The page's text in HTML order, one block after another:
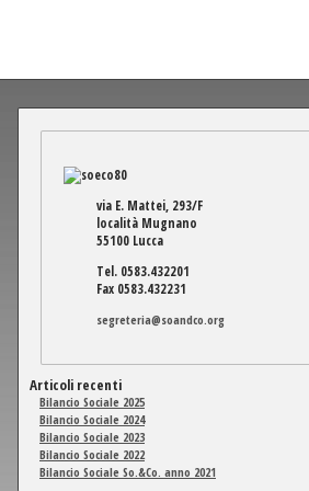
via E. Mattei, 293/F
località Mugnano
55100 Lucca
Tel. 0583.432201
Fax 0583.432231
segreteria@soandco.org
Articoli recenti
Bilancio Sociale 2025
Bilancio Sociale 2024
Bilancio Sociale 2023
Bilancio Sociale 2022
Bilancio Sociale So.&Co. anno 2021